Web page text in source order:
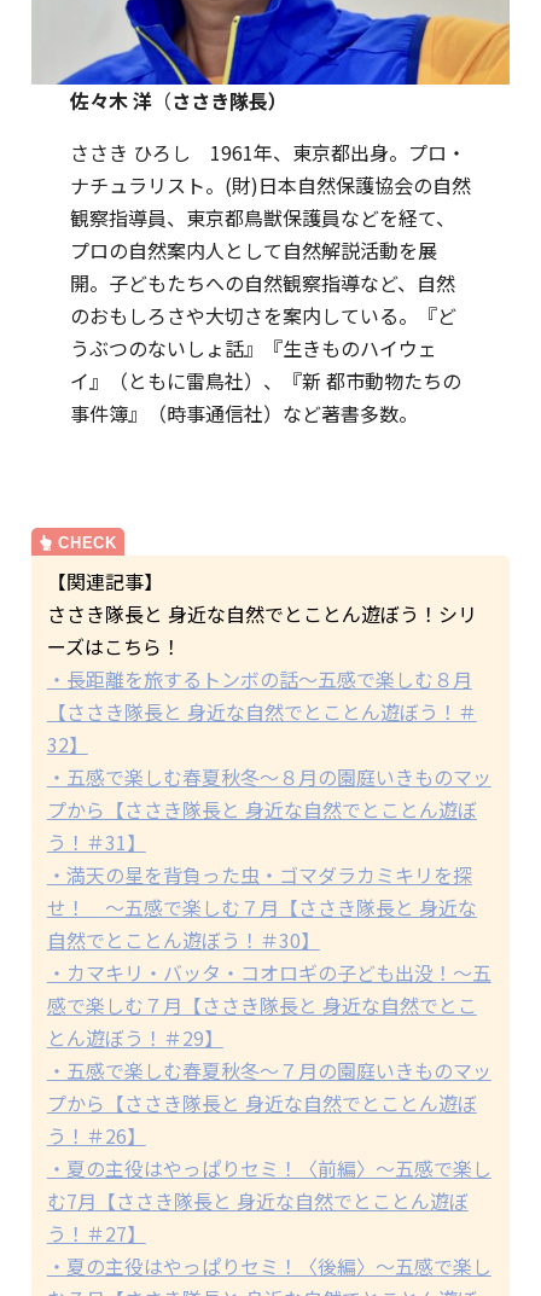
佐々木 洋（ささき隊長）
ささき ひろし 1961年、東京都出身。プロ・
ナチュラリスト。(財)日本自然保護協会の自然
観察指導員、東京都鳥獣保護員などを経て、
プロの自然案内人として自然解説活動を展
開。子どもたちへの自然観察指導など、自然
のおもしろさや大切さを案内している。『ど
うぶつのないしょ話』『生きものハイウェ
イ』（ともに雷鳥社）、『新 都市動物たちの
事件簿』（時事通信社）など著書多数。
【関連記事】
ささき隊長と 身近な自然でとことん遊ぼう！シリ
ーズはこちら！
・長距離を旅するトンボの話～五感で楽しむ８月
【ささき隊長と 身近な自然でとことん遊ぼう！＃
32】
・五感で楽しむ春夏秋冬～８月の園庭いきものマッ
プから【ささき隊長と 身近な自然でとことん遊ぼ
う！＃31】
・満天の星を背負った虫・ゴマダラカミキリを探
せ！ ～五感で楽しむ７月【ささき隊長と 身近な
自然でとことん遊ぼう！＃30】
・カマキリ・バッタ・コオロギの子ども出没！～五
感で楽しむ７月【ささき隊長と 身近な自然でとこ
とん遊ぼう！＃29】
・五感で楽しむ春夏秋冬～７月の園庭いきものマッ
プから【ささき隊長と 身近な自然でとことん遊ぼ
う！＃26】
・夏の主役はやっぱりセミ！〈前編〉～五感で楽し
む7月【ささき隊長と 身近な自然でとことん遊ぼ
う！＃27】
・夏の主役はやっぱりセミ！〈後編〉～五感で楽し